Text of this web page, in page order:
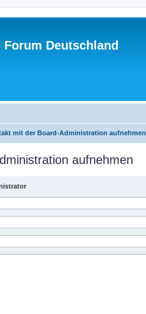
Deutschland
mit der Board-Administration aufnehmen
aufnehmen